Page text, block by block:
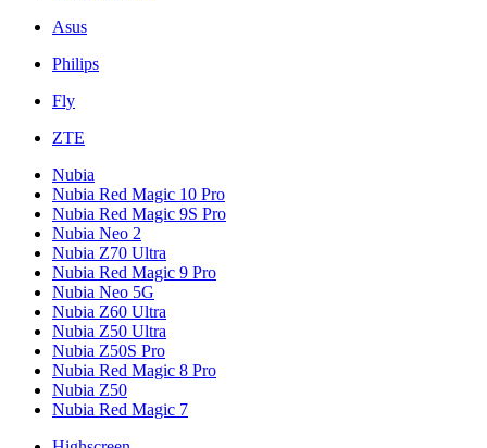
Asus
Philips
Fly
ZTE
Nubia
Nubia Red Magic 10 Pro
Nubia Red Magic 9S Pro
Nubia Neo 2
Nubia Z70 Ultra
Nubia Red Magic 9 Pro
Nubia Neo 5G
Nubia Z60 Ultra
Nubia Z50 Ultra
Nubia Z50S Pro
Nubia Red Magic 8 Pro
Nubia Z50
Nubia Red Magic 7